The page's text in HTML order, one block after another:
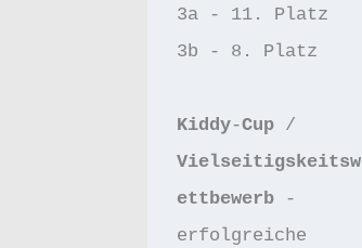
3a - 11. Platz
3b - 8. Platz
Kiddy-Cup
Vielseitigskeitsw
ettbewerb -
erfolgreiche